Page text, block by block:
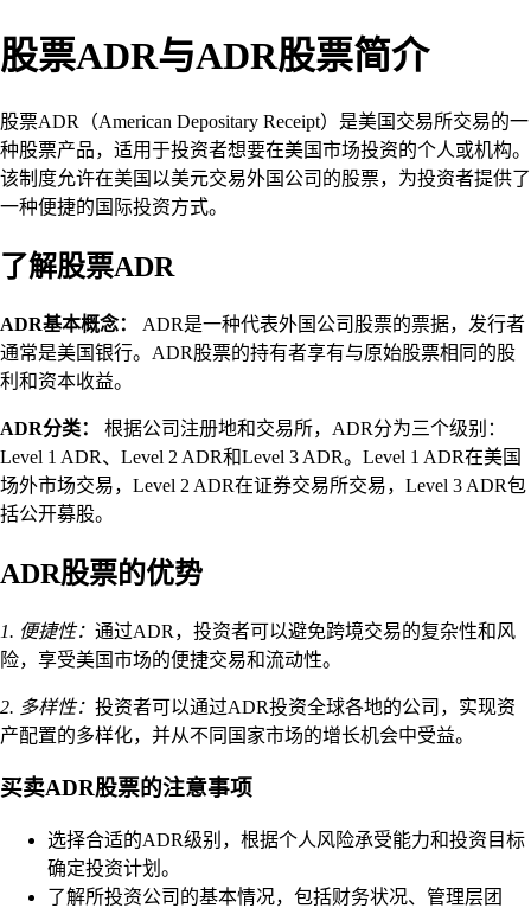
股票ADR与ADR股票简介
股票ADR（American Depositary Receipt）是美国交易所交易的一
种股票产品，适用于投资者想要在美国市场投资的个人或机构。
该制度允许在美国以美元交易外国公司的股票，为投资者提供了
一种便捷的国际投资方式。
了解股票ADR
ADR基本概念：
ADR是一种代表外国公司股票的票据，发行者
通常是美国银行。ADR股票的持有者享有与原始股票相同的股
利和资本收益。
ADR分类：
根据公司注册地和交易所，ADR分为三个级别：
Level 1 ADR、Level 2 ADR和Level 3 ADR。Level 1 ADR在美国
场外市场交易，Level 2 ADR在证券交易所交易，Level 3 ADR包
括公开募股。
ADR股票的优势
1. 便捷性： 通过ADR，投资者可以避免跨境交易的复杂性和风
险，享受美国市场的便捷交易和流动性。
2. 多样性： 投资者可以通过ADR投资全球各地的公司，实现资
产配置的多样化，并从不同国家市场的增长机会中受益。
买卖ADR股票的注意事项
选择合适的ADR级别，根据个人风险承受能力和投资目标
确定投资计划。
了解所投资公司的基本情况，包括财务状况、管理层团